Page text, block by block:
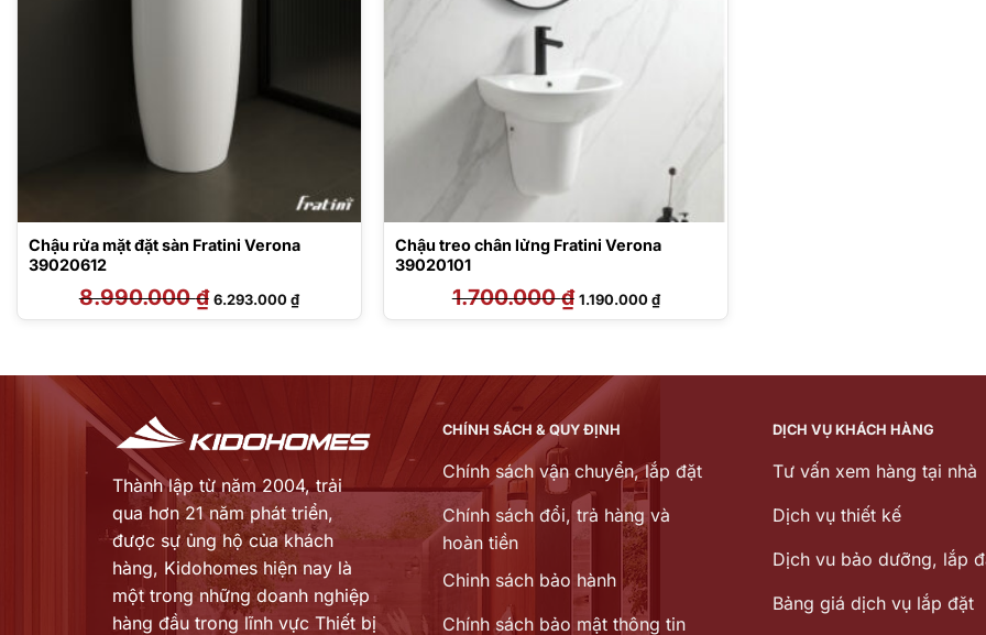
Chậu rửa mặt đặt sàn Fratini Verona
39020612
8.990.000₫ Giá
gốc
là:
6.293.000₫Giá
hiện
tại
Chậu treo chân lửng Fratini Verona
39020101
1.700.000₫ Giá
gốc
là:
1.190.000₫Giá
hiện
tại
Thành lập từ năm 2004, trải
qua hơn 21 năm phát triển,
được sự ủng hộ của khách
hàng, Kidohomes hiện nay là
một trong những doanh nghiệp
hàng đầu trong lĩnh vực Thiết bị
CHÍNH SÁCH & QUY ĐỊNH
Chính sách vận chuyển, lắp đặt
Chính sách đổi, trả hàng và
hoàn tiền
Chinh sách bảo hành
Chính sách bảo mật thông tin
DỊCH VỤ KHÁCH HÀNG
Tư vấn xem hàng tại nhà
Dịch vụ thiết kế
Dịch vu bảo dưỡng, lắp
Bảng giá dịch vụ lắp đặt